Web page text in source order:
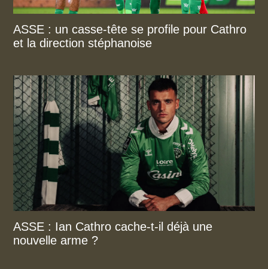
ASSE : un casse-tête se profile pour Cathro
et la direction stéphanoise
ASSE : Ian Cathro cache-t-il déjà une
nouvelle arme ?